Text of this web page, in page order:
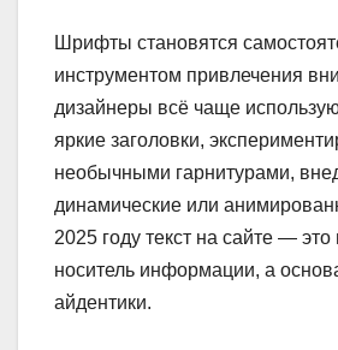
Шрифты становятся
инструментом привлечения
дизайнеры всё чаще
яркие заголовки,
необычными гарнитурами,
динамические или
2025 году текст на сайте — это
носитель информации, а
айдентики.